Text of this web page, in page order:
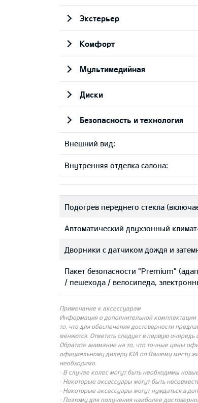
Экстерьер
Комфорт
Мультимедийная
Диски
Безопасность и технология
Внешний вид:
Внутренняя отделка салона:
Подогрев переднего стекла
Автоматический двухзонный
Дворники с датчиком дождя и
Пакет безопасности "Premium"
/ пешехода / велосипеда,
Примечание к аксессуарам
Информация о дополнительной комплектации
то, что для обеспечения достоверности
меняются. Отметить следует в первую
Обратите внимание на то, что точные цены
официальному дилеру KIA по Вашему месту
необходимо.
· В случае колес могут быть необходимы
· Некоторые аксессуары могут быть
· Некоторые аксессуары могут нуждаться в
· Поэтому для получения наиболее